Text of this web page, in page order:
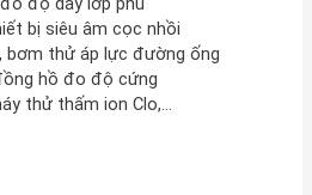
bị siêu âm cọc nhồi
bơm thử áp lực đường ống
hồ đo độ cứng
thử thấm ion Clo,…